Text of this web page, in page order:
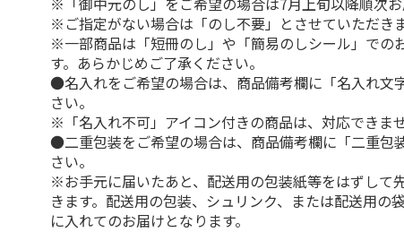
※ご指定がない場合は「のし不要」とさせていただきま
※一部商品は「短冊のし」や「簡易のしシール」での
す。あらかじめご了承ください。
●名入れをご希望の場合は、商品備考欄に「名入れ文
さい。
※「名入れ不可」アイコン付きの商品は、対応できませ
●二重包装をご希望の場合は、商品備考欄に「二重包
さい。
※お手元に届いたあと、配送用の包装紙等をはずして
きます。配送用の包装、シュリンク、または配送用の
に入れてのお届けとなります。